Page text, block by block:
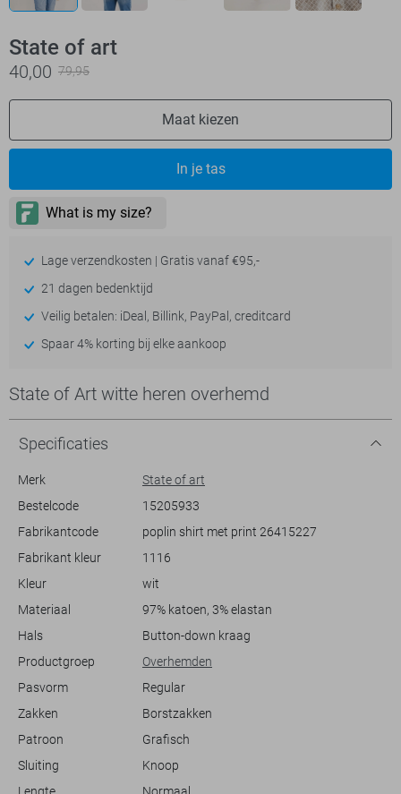
State of art
40,00 79,95
Maat kiezen
In je tas
Lage verzendkosten | Gratis vanaf €95,-
21 dagen bedenktijd
Veilig betalen: iDeal, Billink, PayPal, creditcard
Spaar 4% korting bij elke aankoop
State of Art witte heren overhemd
Specificaties
Merk
State of art
Bestelcode
15205933
Fabrikantcode
poplin shirt met print 26415227
Fabrikant kleur
1116
Kleur
wit
Materiaal
97% katoen, 3% elastan
Hals
Button-down kraag
Productgroep
Overhemden
Pasvorm
Regular
Zakken
Borstzakken
Patroon
Grafisch
Sluiting
Knoop